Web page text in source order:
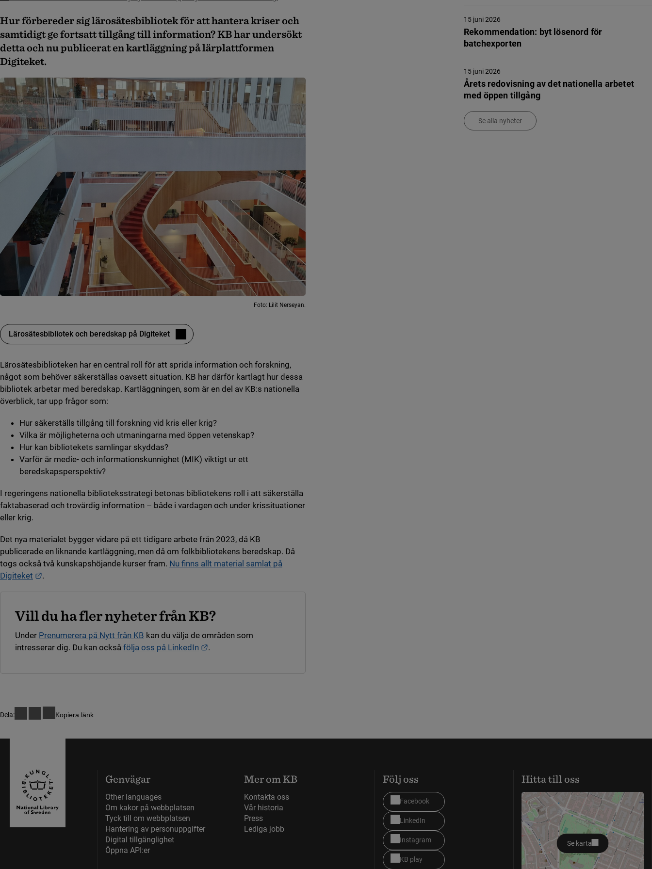
Hur förbereder sig lärosätesbibliotek för att hantera kriser och
samtidigt ge fortsatt tillgång till information? KB har undersökt
detta och nu publicerat en kartläggning på lärplattformen
Digiteket.
Foto: Lilit Nerseyan.
Lärosätesbibliotek och beredskap på Digiteket
(länk till annan webbplats)
Lärosätesbiblioteken har en central roll för att sprida information och forskning,
något som behöver säkerställas oavsett situation. KB har därför kartlagt hur dessa
bibliotek arbetar med beredskap. Kartläggningen, som är en del av KB:s nationella
överblick, tar upp frågor som:
Hur säkerställs tillgång till forskning vid kris eller krig?
Vilka är möjligheterna och utmaningarna med öppen vetenskap?
Hur kan bibliotekets samlingar skyddas?
Varför är medie- och informationskunnighet (MIK) viktigt ur ett
beredskapsperspektiv?
I regeringens nationella biblioteksstrategi betonas bibliotekens roll i att säkerställa
faktabaserad och trovärdig information – både i vardagen och under krissituationer
eller krig.
Det nya materialet bygger vidare på ett tidigare arbete från 2023, då KB
publicerade en liknande kartläggning, men då om folkbibliotekens beredskap. Då
togs också två kunskapshöjande kurser fram. Nu finns allt material samlat på
Digiteket
.
Vill du ha fler nyheter från KB?
Under Prenumerera på Nytt från KB kan du välja de områden som
intresserar dig. Du kan också följa oss på LinkedIn .
Rekommendation: byt lösenord för
batchexporten
15 juni 2026
Årets redovisning av det nationella arbetet
med öppen tillgång
15 juni 2026
Se alla nyheter
Dela: Kopiera länk
Genvägar
Other languages
Om kakor på webbplatsen
Tyck till om webbplatsen
Hantering av personuppgifter
Digital tillgänglighet
Öppna API:er
Mer om KB
Kontakta oss
Vår historia
Press
Lediga jobb
Följ oss
Facebook
LinkedIn
Instagram
KB play
Hitta till oss
Se karta
öppnas i nytt fönster